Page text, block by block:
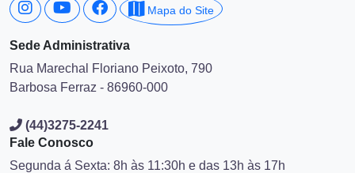
Mapa do Site
Sede Administrativa
Rua Marechal Floriano Peixoto, 790
Barbosa Ferraz - 86960-000
(44)3275-2241
Fale Conosco
Segunda á Sexta: 8h às 11:30h e das 13h às 17h